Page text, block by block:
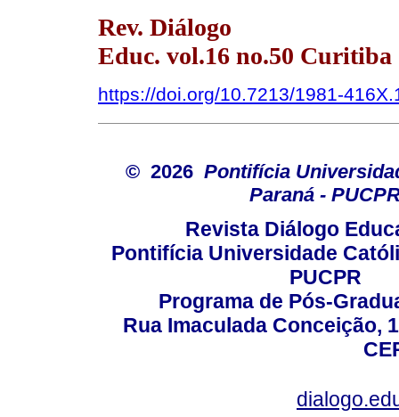
Rev. Diálogo
Educ. vol.16 no.50 Curitiba
https://doi.org/10.7213/1981-
© 2026 Pontifícia
Paraná -
Revista Diálogo
Pontifícia Universidade
PUCPR
Programa de Pós-
Rua Imaculada Conceição,